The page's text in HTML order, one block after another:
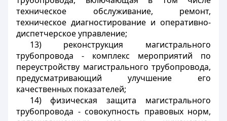
техническое обслуживание, ремонт,
техническое диагностирование и оперативно-
диспетчерское управление;
13) реконструкция магистрального
трубопровода - комплекс мероприятий по
переустройству магистрального трубопровода,
предусматривающий улучшение его
качественных показателей;
14) физическая защита магистрального
трубопровода - совокупность правовых норм,